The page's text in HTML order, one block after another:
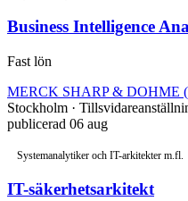
Business Intelligence
Fast lön
MERCK SHARP & DOHME
Stockholm ·
publicerad 06 aug
Systemanalytiker och IT-arkitekter m.fl.
IT-säkerhetsarkitekt